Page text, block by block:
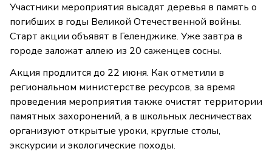
Участники мероприятия высадят деревья в память о
погибших в годы Великой Отечественной войны.
Старт акции объявят в Геленджике. Уже завтра в
городе заложат аллею из 20 саженцев сосны.
Акция продлится до 22 июня. Как отметили в
региональном министерстве ресурсов, за время
проведения мероприятия также очистят территории
памятных захоронений, а в школьных лесничествах
организуют открытые уроки, круглые столы,
экскурсии и экологические походы.